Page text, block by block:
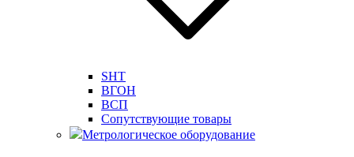
SHT
ВГОН
ВСП
Сопутствующие товары
Метрологическое оборудование